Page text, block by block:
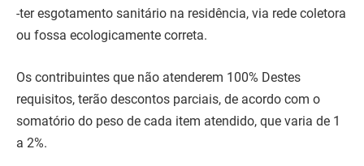
-ter esgotamento sanitário na residência, via rede coletora
ou fossa ecologicamente correta.
Os contribuintes que não atenderem 100% Destes
requisitos, terão descontos parciais, de acordo com o
somatório do peso de cada item atendido, que varia de 1
a 2%.